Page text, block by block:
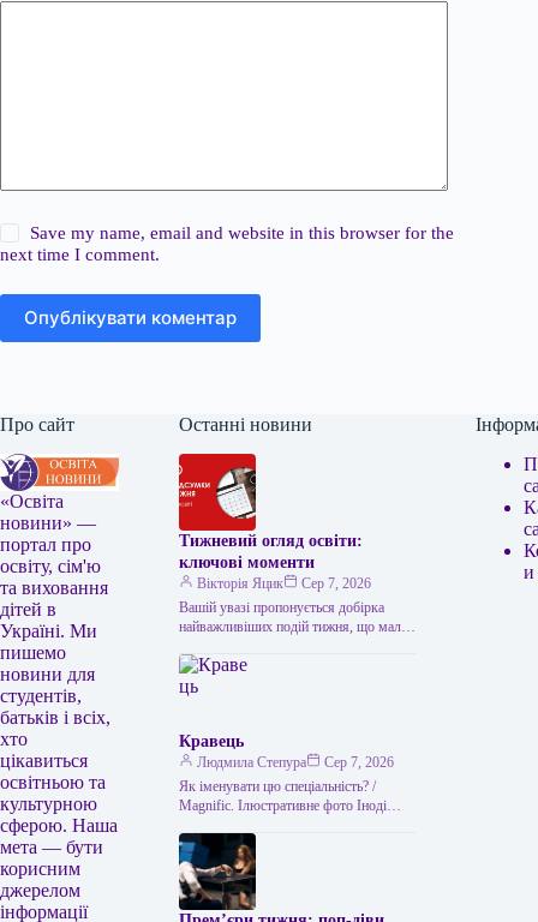
Save my name, email and website in this browser for the
next time I comment.
Опублікувати коментар
Про сайт
«Освіта
новини» —
портал про
освіту, сім'ю
та виховання
дітей в
Україні. Ми
пишемо
новини для
студентів,
батьків і всіх,
хто
цікавиться
освітньою та
культурною
сферою. Наша
мета — бути
корисним
джерелом
інформації
Останні новини
Тижневий огляд освіти:
ключові моменти
Вікторія Яцик
Сер 7, 2026
Вашій увазі пропонується добірка
найважливіших подій тижня, що мали
освітні події тижня: підсумки Топ-100
українських…
Кравець
Людмила Степура
Сер 7, 2026
Як іменувати цю спеціальність? /
Magnific. Ілюстративне фото Іноді
займається пошиттям, — це просто
“швачки”.…
и